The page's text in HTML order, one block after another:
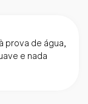
prova de água,
e nada